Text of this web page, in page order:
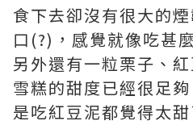
食下去卻沒有很大的
口(?)，感覺就像吃甚
另外還有一粒栗子、
雪糕的甜度已經很足
是吃紅豆泥都覺得太